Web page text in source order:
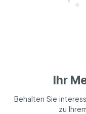
Ihr
Behalten Sie
zu